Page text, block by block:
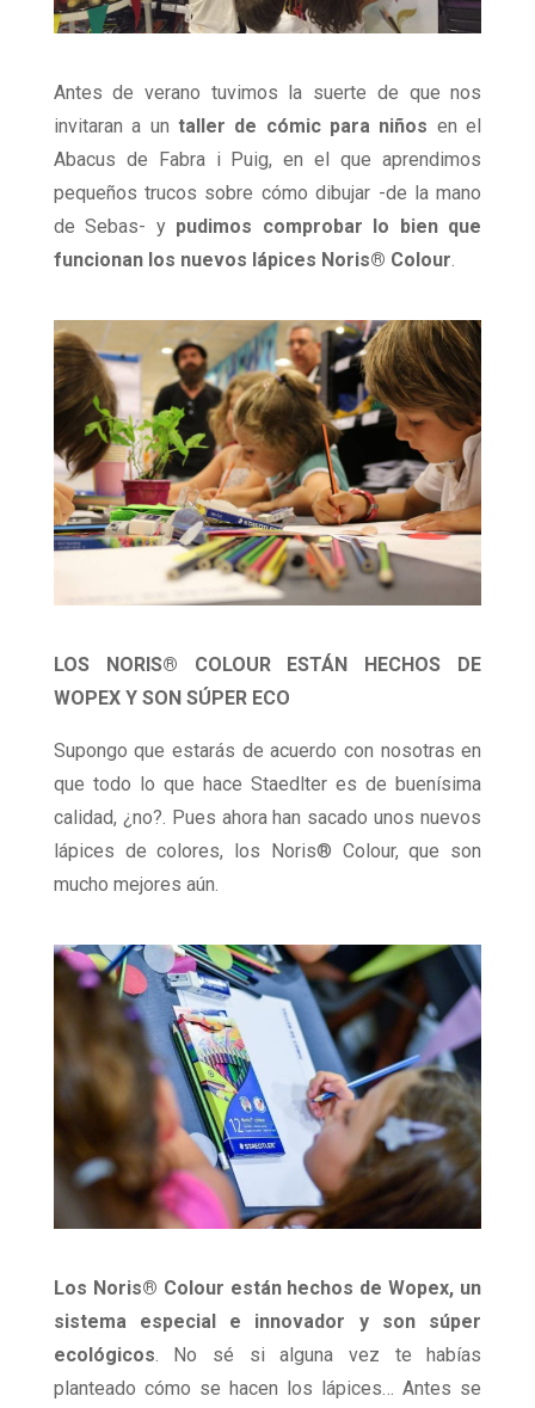
Antes de verano tuvimos la suerte de que nos
invitaran a un taller de cómic para niños en el
Abacus de Fabra i Puig, en el que aprendimos
pequeños trucos sobre cómo dibujar -de la mano
de Sebas- y pudimos comprobar lo bien que
funcionan los nuevos lápices Noris® Colour.
LOS NORIS® COLOUR ESTÁN HECHOS DE
WOPEX Y SON SÚPER ECO
Supongo que estarás de acuerdo con nosotras en
que todo lo que hace Staedlter es de buenísima
calidad, ¿no?. Pues ahora han sacado unos nuevos
lápices de colores, los Noris® Colour, que son
mucho mejores aún.
Los Noris® Colour están hechos de Wopex, un
sistema especial e innovador y son súper
ecológicos . No sé si alguna vez te habías
planteado cómo se hacen los lápices… Antes se